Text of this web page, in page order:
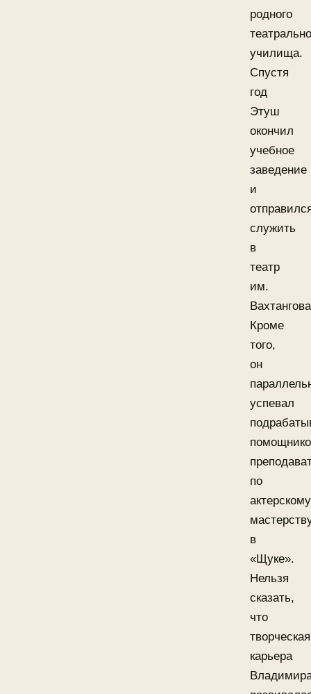
родного
училища.
Спустя
год
Этуш
окончил
учебное
заведение
и
служить
в
театр
им.
Кроме
того,
он
успевал
по
актерскому
в
«Щуке».
Нельзя
сказать,
что
творческая
карьера